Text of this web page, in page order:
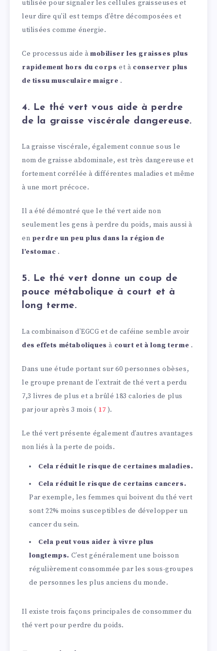
utilisée pour signaler les cellules graisseuses et
leur dire qu’il est temps d’être décomposées et
utilisées comme énergie.
Ce processus aide à mobiliser les graisses plus
rapidement hors du corps et à conserver plus
de tissu musculaire maigre .
4. Le thé vert vous aide à perdre
de la graisse viscérale dangereuse.
La graisse viscérale, également connue sous le
nom de graisse abdominale, est très dangereuse et
fortement corrélée à différentes maladies et même
à une mort précoce.
Il a été démontré que le thé vert aide non
seulement les gens à perdre du poids, mais aussi à
en perdre un peu plus dans la région de
l’estomac .
5. Le thé vert donne un coup de
pouce métabolique à court et à
long terme.
La combinaison d’EGCG et de caféine semble avoir
des effets métaboliques à court et à long terme .
Dans une étude portant sur 60 personnes obèses,
le groupe prenant de l’extrait de thé vert a perdu
7,3 livres de plus et a brûlé 183 calories de plus
par jour après 3 mois ( 17 ).
Le thé vert présente également d’autres avantages
non liés à la perte de poids.
Cela réduit le risque de certaines maladies.
Cela réduit le risque de certains cancers.
Par exemple, les femmes qui boivent du thé vert
sont 22% moins susceptibles de développer un
cancer du sein.
Cela peut vous aider à vivre plus
longtemps. C’est généralement une boisson
régulièrement consommée par les sous-groupes
de personnes les plus anciens du monde.
Il existe trois façons principales de consommer du
thé vert pour perdre du poids.